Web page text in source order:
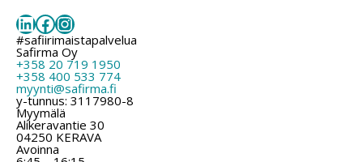
LinkedIn
Facebook
Instagram
#safiirimaistapalvelua
Safirma Oy
+358 20 719 1950
+358 400 533 774
myynti@safirma.fi
y-tunnus: 3117980-8
Myymälä
Alikeravantie 30
04250 KERAVA
Avoinna